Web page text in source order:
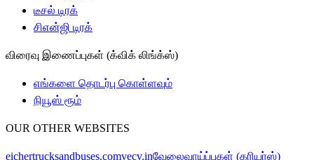
டீசல் டிரக்
சிஎன்ஜி டிரக்
விரைவு இணைப்புகள் (க்விக் லிங்க்ஸ்)
எங்களை தொடர்பு கொள்ளவும்
நியூஸ் ரூம்
OUR OTHER WEBSITES
eichertrucksandbuses.comvecv.inவேலைவாய்ப்புகள் (கரியர்ஸ்)